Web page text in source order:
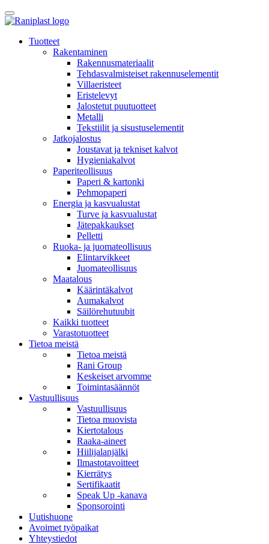
Skip
to
Tuotteet
Rakentaminen
Rakennusmateriaalit
Tehdasvalmisteiset rakennuselementit
Villaeristeet
Eristelevyt
Jalostetut puutuotteet
Metalli
Tekstiilit ja sisustuselementit
Jatkojalostus
Joustavat ja tekniset kalvot
Hygieniakalvot
Paperiteollisuus
Paperi & kartonki
Pehmopaperi
Energia ja kasvualustat
Turve ja kasvualustat
Jätepakkaukset
Pelletti
Ruoka- ja juomateollisuus
Elintarvikkeet
Juomateollisuus
Maatalous
Käärintäkalvot
Aumakalvot
Säilörehutuubit
Kaikki tuotteet
Varastotuotteet
Tietoa meistä
Tietoa meistä
Rani Group
Keskeiset arvomme
Toimintasäännöt
Vastuullisuus
Vastuullisuus
Tietoa muovista
Kiertotalous
Raaka-aineet
Hiilijalanjälki
Ilmastotavoitteet
Kierrätys
Sertifikaatit
Speak Up -kanava
Sponsorointi
Uutishuone
Avoimet työpaikat
Yhteystiedot